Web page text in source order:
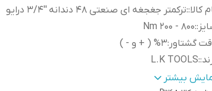
کالا::ترکمتر جغجغه ای صنعتی 48 دندانه ''3/4 درایو
:
800 - 200 Nm
گشتاور :%3 ( + و - )
:
L.K TOOLS
سازنده: چین بیشتر